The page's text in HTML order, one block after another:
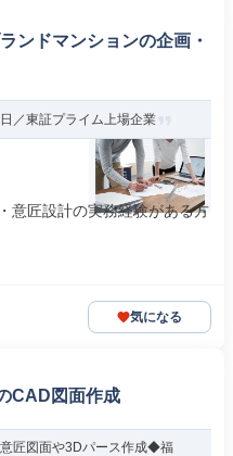
ンドマンションの企画・
／東証プライム上場企業
匠設計の実務経験がある方
気になる
CAD図面作成
意匠図面や3Dパース作成◆福